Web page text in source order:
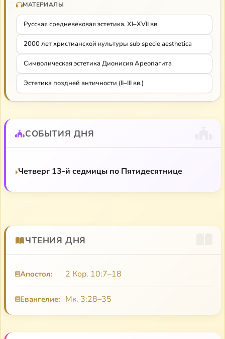
МАТЕРИАЛЫ
Русская средневековая эстетика. XI–XVII вв.
2000 лет христианской культуры sub specie aesthetica
Символическая эстетика Дионисия Ареопагита
Эстетика поздней античности (II–III вв.)
СОБЫТИЯ ДНЯ
Четверг 13-й седмицы по Пятидесятнице
ЧТЕНИЯ ДНЯ
Апостол: 2 Кор. 10:7–18
Евангелие: Мк. 3:28–35